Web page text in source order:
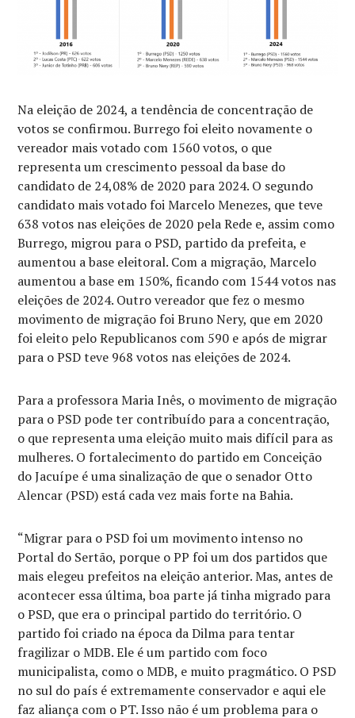
Na eleição de 2024, a tendência de concentração de
votos se confirmou. Burrego foi eleito novamente o
vereador mais votado com 1560 votos, o que
representa um crescimento pessoal da base do
candidato de 24,08% de 2020 para 2024. O segundo
candidato mais votado foi Marcelo Menezes, que teve
638 votos nas eleições de 2020 pela Rede e, assim como
Burrego, migrou para o PSD, partido da prefeita, e
aumentou a base eleitoral. Com a migração, Marcelo
aumentou a base em 150%, ficando com 1544 votos nas
eleições de 2024. Outro vereador que fez o mesmo
movimento de migração foi Bruno Nery, que em 2020
foi eleito pelo Republicanos com 590 e após de migrar
para o PSD teve 968 votos nas eleições de 2024.
Para a professora Maria Inês, o movimento de migração
para o PSD pode ter contribuído para a concentração,
o que representa uma eleição muito mais difícil para as
mulheres. O fortalecimento do partido em Conceição
do Jacuípe é uma sinalização de que o senador Otto
Alencar (PSD) está cada vez mais forte na Bahia.
“Migrar para o PSD foi um movimento intenso no
Portal do Sertão, porque o PP foi um dos partidos que
mais elegeu prefeitos na eleição anterior. Mas, antes de
acontecer essa última, boa parte já tinha migrado para
o PSD, que era o principal partido do território. O
partido foi criado na época da Dilma para tentar
fragilizar o MDB. Ele é um partido com foco
municipalista, como o MDB, e muito pragmático. O PSD
no sul do país é extremamente conservador e aqui ele
faz aliança com o PT. Isso não é um problema para o